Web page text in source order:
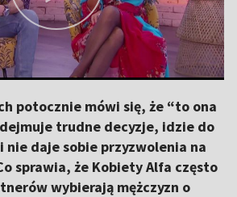
potocznie mówi się, że “to ona
trudne decyzje, idzie do
nie daje sobie przyzwolenia na
sprawia, że Kobiety Alfa często
wybierają mężczyzn o